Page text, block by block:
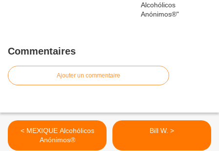
Commentaires
Ajouter un commentaire
< MEXIQUE Alcohólicos
Anónimos®
Bill W. >